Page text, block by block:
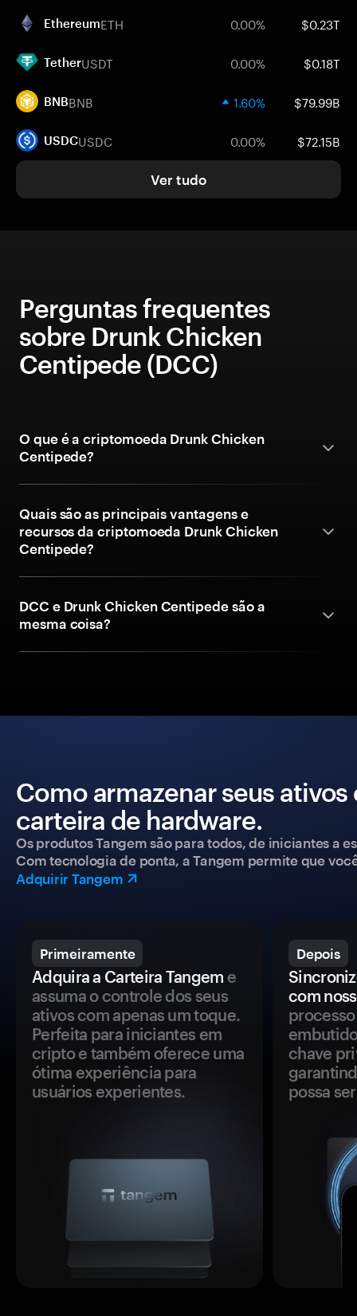
EthereumETH 0.00% $0.23T
TetherUSDT 0.00% $0.18T
BNBBNB 1.60% $79.99B
USDCUSDC 0.00% $72.15B
Ver tudo
Perguntas frequentes
sobre Drunk Chicken
Centipede (DCC)
O que é a criptomoeda Drunk Chicken
Centipede?
Quais são as principais vantagens e
recursos da criptomoeda Drunk Chicken
Centipede?
DCC e Drunk Chicken Centipede são a
mesma coisa?
Como armazenar seus
carteira de hardware.
Os produtos Tangem são para todos, de iniciantes a
Com tecnologia de ponta, a Tangem permite que
Adquirir Tangem
Primeiramente
Adquira a Carteira Tangem e
assuma o controle dos seus
ativos com apenas um toque.
Perfeita para iniciantes em
cripto e também oferece uma
ótima experiência para
usuários experientes.
Depois
com
chave
possa